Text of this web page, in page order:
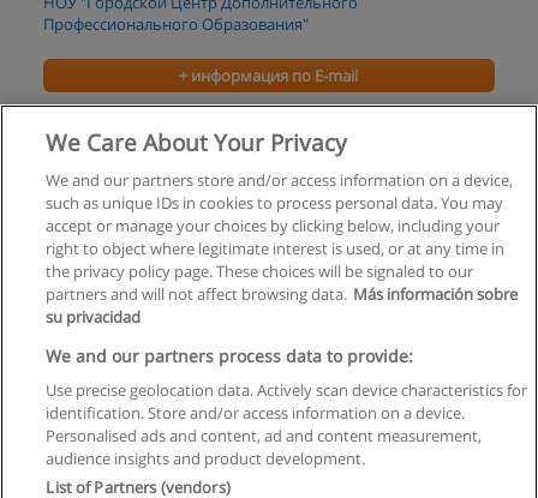
Профессионального Образования"
+ информация по E-mail
Курс Дизайн интерьера (Очное обучение)
+ информация по E-mail
Правила пользования
Конфиденциальность информации
Напишите Educaedu
We Care About Your Privacy
We and our partners store and/or access information on a device,
such as unique IDs in cookies to process personal data. You may
accept or manage your choices by clicking below, including your
right to object where legitimate interest is used, or at any time in
the privacy policy page. These choices will be signaled to our
partners and will not affect browsing data. Más información sobre
su privacidad
We and our partners process data to provide:
Use precise geolocation data. Actively scan device characteristics for
identification. Store and/or access information on a device.
Personalised ads and content, ad and content measurement,
audience insights and product development.
List of Partners (vendors)